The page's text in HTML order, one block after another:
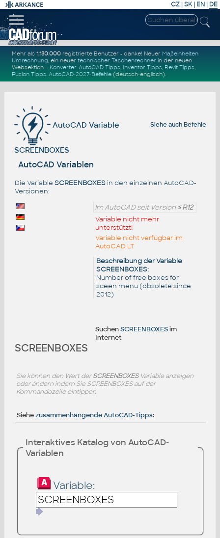
CZ | SK| EN | DE
Mehr als1.130.000 registrierte Benutzer - danke! Neuer Maßeinheiten
Umrechnung, ein neuertechnischer Taschenrechner in der neuen
Websektion – Konverter.AutoCAD Tipps, Inventor Tipps, Revit Tipps,
Fusion Tipps.AutoCAD-2027-Befehle (deutsch-englisch).
Siehe auchBefehle
AutoCAD Variable
SCREENBOXES
AutoCAD Variablen
Die Variable SCREENBOXESin den einzelnen AutoCAD-
Versionen:
Im AutoCAD seit Version ≤ R12
Variable nicht mehr
unterstützt!
Variable nicht verfügbar im
AutoCAD LT
Beschreibung der Variable
SCREENBOXES:
Number of free boxes for
sceen menu (obsolete since
2012)
SuchenSCREENBOXESim
Internet
SCREENBOXES
Sie können den Wert derSCREENBOXESVariable anzeigen
oder ändern indem Sie SCREENBOXES auf der
Kommandozeile eintippen.
Siehezusammenhängende AutoCAD-Tipps:
Interaktives Katalog von AutoCAD-
Variablen
Variable: